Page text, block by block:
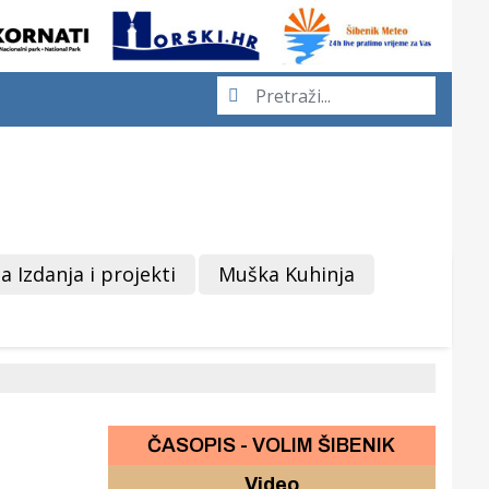
Izdanja i projekti Muška Kuhinja
ČASOPIS - VOLIM ŠIBENIK
Video